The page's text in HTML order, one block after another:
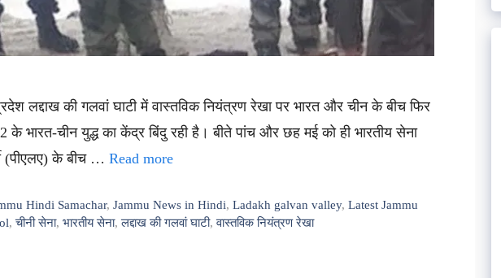
लद्दाख की गलवां घाटी में वास्तविक नियंत्रण रेखा पर भारत और चीन के बीच फिर
के भारत-चीन युद्ध का केंद्र बिंदु रही है। बीते पांच और छह मई को ही भारतीय सेना
(पीएलए) के बीच … Read more
Hindi Samachar,Jammu News in Hindi,Ladakh galvan valley,Latest Jammu
,चीनी सेना, भारतीय सेना,लद्दाख की गलवां घाटी,वास्तविक नियंत्रण रेखा